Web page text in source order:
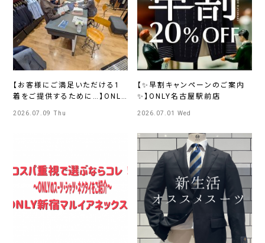
【お客様にご満足いただける1
着をご提供するために…】ONLY
2026.07.09 Thu
【✨早割キャンペーンのご案内
✨】ONLY名古屋駅前店
2026.07.01 Wed